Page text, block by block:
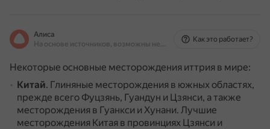
Алиса
На основе источников, возможны неточности
Как это работает?
Некоторые основные месторождения иттрия в мире:
Китай. Глиняные месторождения в южных областях,
прежде всего Фуцзянь, Гуандун и Цзянси, а также
месторождения в Гуанкси и Хунани. Лучшие
месторождения Китая в провинциях Цзянси и